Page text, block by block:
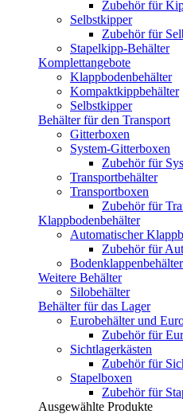
Zubehör für
Selbstkipper
Zubehör für
Stapelkipp-Behälter
Komplettangebote
Klappbodenbehälter
Kompaktkippbehälter
Selbstkipper
Behälter für den Transport
Gitterboxen
System-Gitterboxen
Zubehör für
Transportbehälter
Transportboxen
Zubehör für
Klappbodenbehälter
Automatischer
Zubehör für
Bodenklappenbehälter
Weitere Behälter
Silobehälter
Behälter für das Lager
Eurobehälter und
Zubehör für
Sichtlagerkästen
Zubehör für
Stapelboxen
Zubehör für
Ausgewählte Produkte